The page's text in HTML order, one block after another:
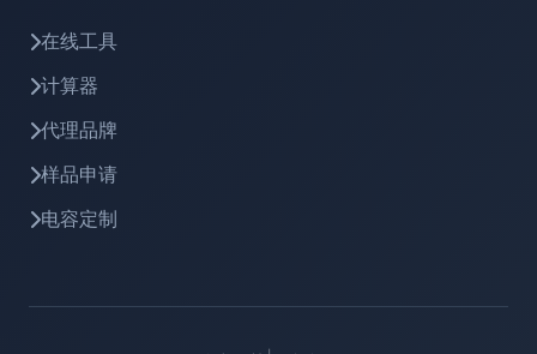
在线工具
计算器
代理品牌
样品申请
电容定制